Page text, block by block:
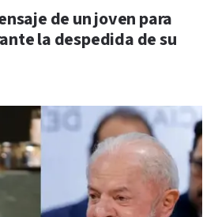
de un joven para
la despedida de su